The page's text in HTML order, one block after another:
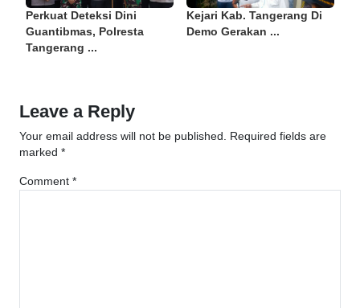
Perkuat Deteksi Dini
Guantibmas, Polresta
Tangerang ...
Kejari Kab. Tangerang Di
Demo Gerakan ...
Leave a Reply
Your email address will not be published. Required fields are
marked *
Comment *